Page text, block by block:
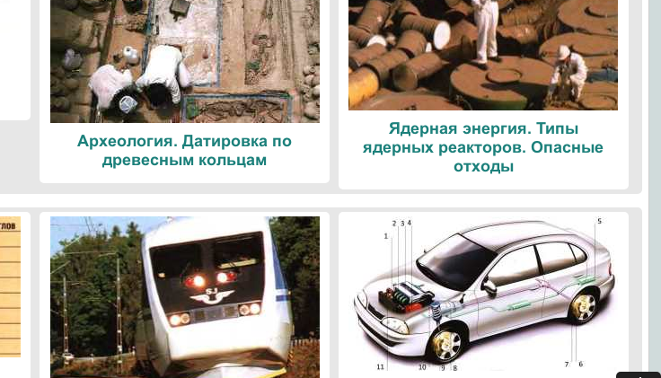
Археология. Датировка по
древесным кольцам
Ядерная энергия. Типы
ядерных реакторов. Опасные
отходы